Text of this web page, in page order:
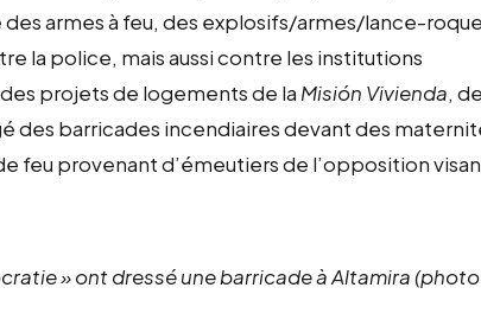
armes à feu, des explosifs/armes/lance-
la police, mais aussi contre les institutions
projets de logements de la Misión Vivienda,
des barricades incendiaires devant des
feu provenant d’émeutiers de l’opposition
» ont dressé une barricade à Altamira